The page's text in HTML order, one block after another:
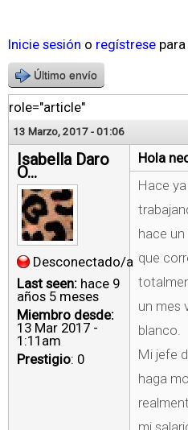
Inicie sesión o regístrese
Último envío
role="article"
13 Marzo, 2017 - 01:06
Isabella Daro
O...
Desconectado/a
Last seen: hace 9
años 5 meses
Miembro desde:
13 Mar 2017 -
1:11am
Prestigio: 0
Hola
Hace
hace
que
un mes
blanco.
Mi jefe
haga